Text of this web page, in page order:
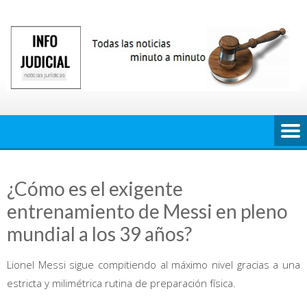
contenido
¿Cómo es el exigente
entrenamiento de Messi en pleno
mundial a los 39 años?
Lionel Messi sigue compitiendo al máximo nivel gracias a una
estricta y milimétrica rutina de preparación física.